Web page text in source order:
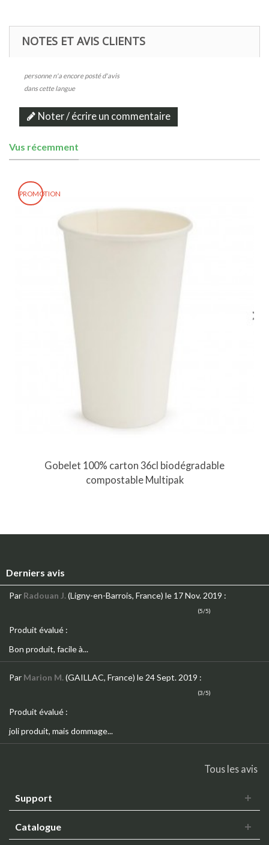
NOTES ET AVIS CLIENTS
personne n'a encore posté d'avis
dans cette langue
Noter / écrire un commentaire
Vus récemment
PROMOTION
Gobelet 100% carton 36cl biodégradable
compostable Multipak
Derniers avis
Par Radouan J.(Ligny-en-Barrois, France) le 17 Nov. 2019 :
(5/5)
Produit évalué :
Bon produit, facile à...
Par Marion M.(GAILLAC, France) le 24 Sept. 2019 :
(3/5)
Produit évalué :
joli produit, mais dommage...
Tous les avis
Support
Catalogue